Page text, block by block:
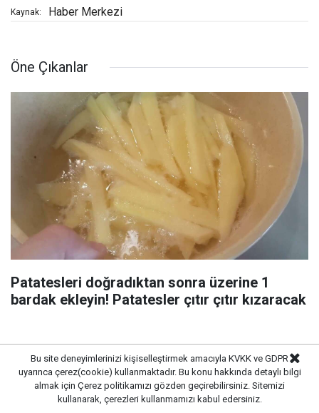
Kaynak: Haber Merkezi
Öne Çıkanlar
Patatesleri doğradıktan sonra üzerine 1
bardak ekleyin! Patatesler çıtır çıtır kızaracak
Bu site deneyimlerinizi kişiselleştirmek amacıyla KVKK ve GDPR
uyarınca çerez(cookie) kullanmaktadır. Bu konu hakkında detaylı bilgi
almak için Çerez politikamızı gözden geçirebilirsiniz. Sitemizi
kullanarak, çerezleri kullanmamızı kabul edersiniz.